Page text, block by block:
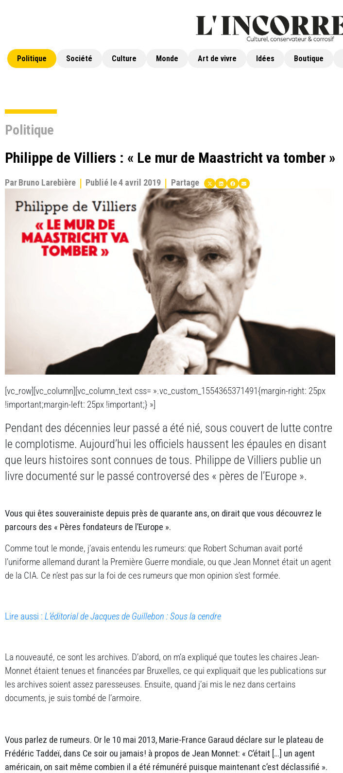
Politique Société Culture Monde Art de vivre Idées Boutique
Politique
Philippe de Villiers : « Le mur de Maastricht va tomber »
ParBruno Larebière Publié le4 avril 2019 Partage
[vc_row][vc_column][vc_column_text css= ».vc_custom_1554365371491{margin-right: 25px
!important;margin-left: 25px !important;} »]
Pendant des décennies leur passé a été nié, sous couvert de lutte contre
le complotisme. Aujourd’hui les officiels haussent les épaules en disant
que leurs histoires sont connues de tous. Philippe de Villiers publie un
livre documenté sur le passé controversé des « pères de l’Europe ».
Vous qui êtes souverainiste depuis près de quarante ans, on dirait que vous découvrez le
parcours des « Pères fondateurs de l’Europe ».
Comme tout le monde, j’avais entendu les rumeurs: que Robert Schuman avait porté
l’uniforme allemand durant la Première Guerre mondiale, ou que Jean Monnet était un agent
de la CIA. Ce n’est pas sur la foi de ces rumeurs que mon opinion s’est formée.
Lire aussi : L’éditorial de Jacques de Guillebon : Sous la cendre
La nouveauté, ce sont les archives. D’abord, on m’a expliqué que toutes les chaires Jean-
Monnet étaient tenues et financées par Bruxelles, ce qui expliquait que les publications sur
les archives soient assez paresseuses. Ensuite, quand j’ai mis le nez dans certains
documents, je suis tombé de l’armoire.
Vous parlez de rumeurs. Or le 10 mai 2013, Marie-France Garaud déclare sur le plateau de
Frédéric Taddeï, dans Ce soir ou jamais! à propos de Jean Monnet: « C’était […] un agent
américain, on sait même combien il a été rémunéré puisque maintenant c’est déclassifié ».